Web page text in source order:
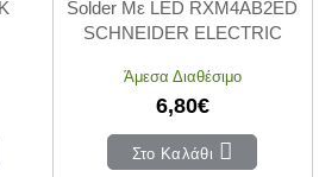
Solder Με LED RXM4AB2ED
SCHNEIDER ELECTRIC
Άμεσα Διαθέσιμο
6,80€
Στο Καλάθι